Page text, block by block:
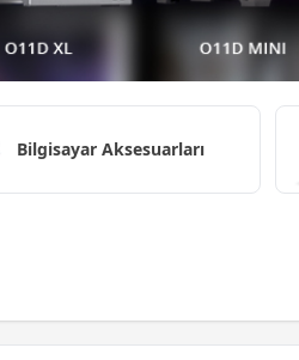
Bilgisayar Aksesuarları